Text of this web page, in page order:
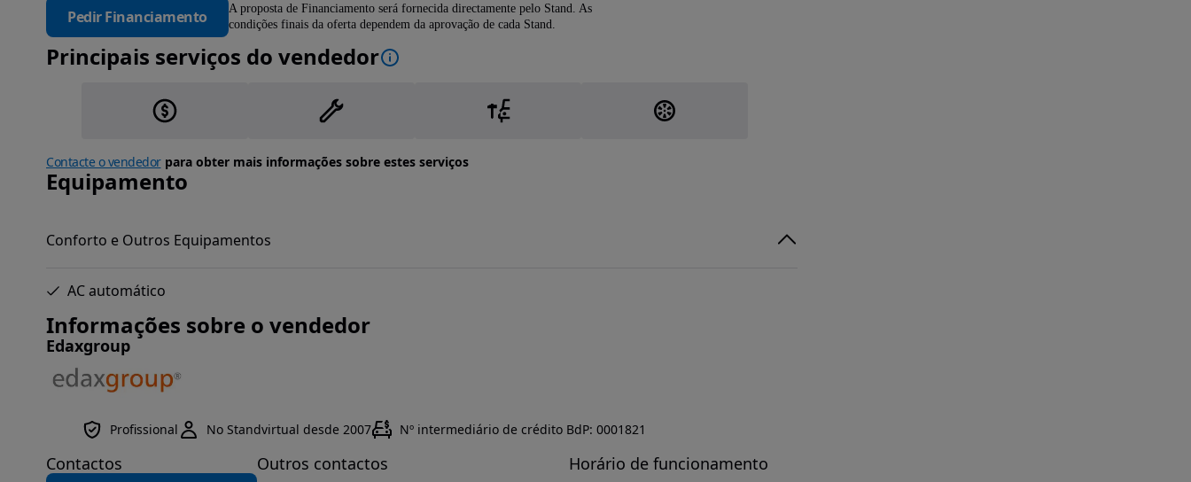
Pedir Financiamento
A proposta de Financiamento será fornecida directamente pelo Stand. As
condições finais da oferta dependem da aprovação de cada Stand.
Principais serviços do vendedor
Contacte o vendedorpara obter mais informações sobre estes serviços
Equipamento
Conforto e Outros Equipamentos
AC automático
Informações sobre o vendedor
Edaxgroup
Profissional No Standvirtual desde 2007 Nº intermediário de crédito BdP: 0001821
Contactos Outros contactos Horário de funcionamento